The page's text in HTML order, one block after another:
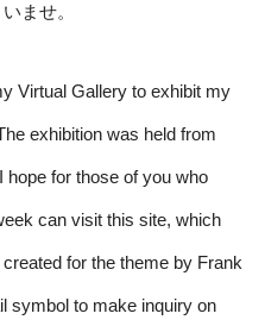
ませ。
Virtual Gallery to exhibit my
exhibition was held from
hope for those of you who
can visit this site, which
for the theme by Frank
symbol to make inquiry on